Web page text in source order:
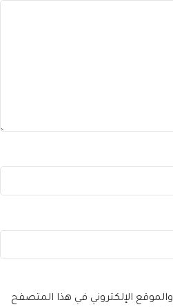
الإلكتروني في هذا المتصفح